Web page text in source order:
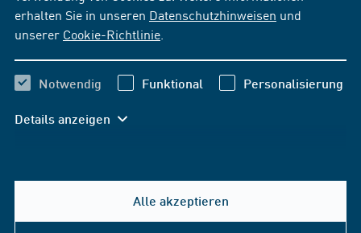
erhalten Sie in unseren Datenschutzhinweisen und
unserer Cookie-Richtlinie
Notwendig Funktional Personalisierung
Details anzeigen
Alle akzeptieren
Hilfe & Kontakt